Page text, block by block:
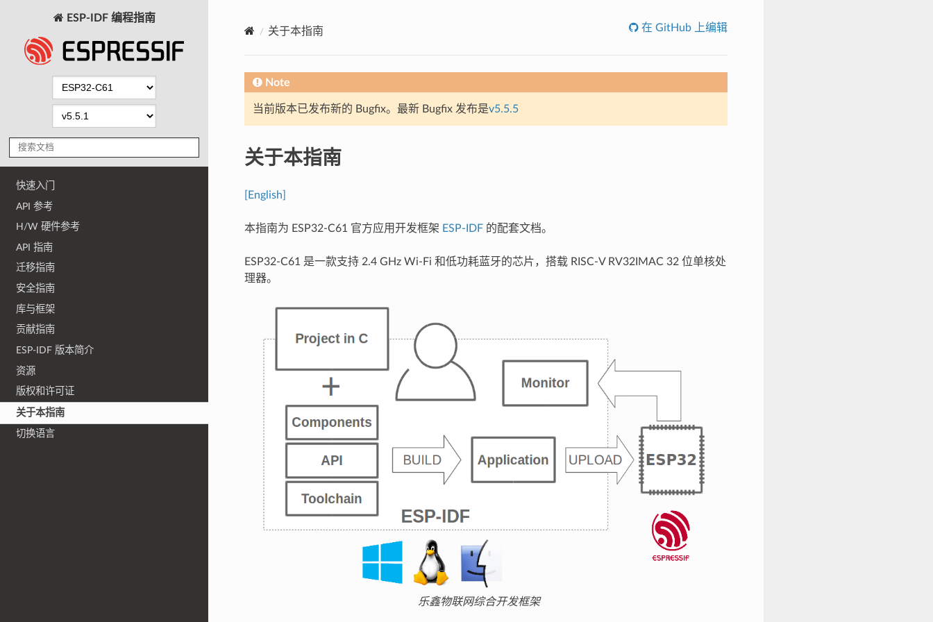
ESP-IDF 编程指南
快速入门
API 参考
H/W 硬件参考
API 指南
迁移指南
安全指南
库与框架
贡献指南
ESP-IDF 版本简介
资源
版权和许可证
关于本指南
切换语言
关于本指南 在 GitHub 上编辑
Note
当前版本已发布新的 Bugfix。最新 Bugfix 发布是v5.5.5
关于本指南
[English]
本指南为 ESP32-C61 官方应用开发框架 ESP-IDF的配套文档。
ESP32-C61 是一款支持 2.4 GHz Wi-Fi 和低功耗蓝牙的芯片，搭载 RISC-V RV32IMAC 32 位单核处
理器。
乐鑫物联网综合开发框架